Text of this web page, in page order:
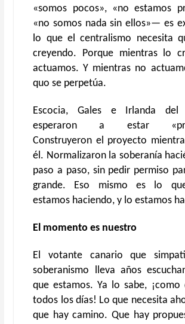
«somos pocos», «no estamos
«no somos nada sin ellos»— es
lo que el centralismo necesita
creyendo. Porque mientras lo
actuamos. Y mientras no
quo se perpetúa.
Escocia, Gales e Irlanda
esperaron a estar
Construyeron el proyecto
él. Normalizaron la soberanía
paso a paso, sin pedir permiso
grande. Eso mismo es lo
estamos haciendo, y lo estamos
El momento es nuestro
El votante canario que
soberanismo lleva años
que estamos. Ya lo sabe,
todos los días! Lo que necesita
que hay camino. Que hay